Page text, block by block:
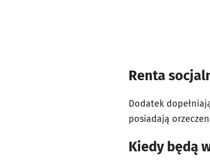
Renta
Dodatek
posiadają
Kiedy będą